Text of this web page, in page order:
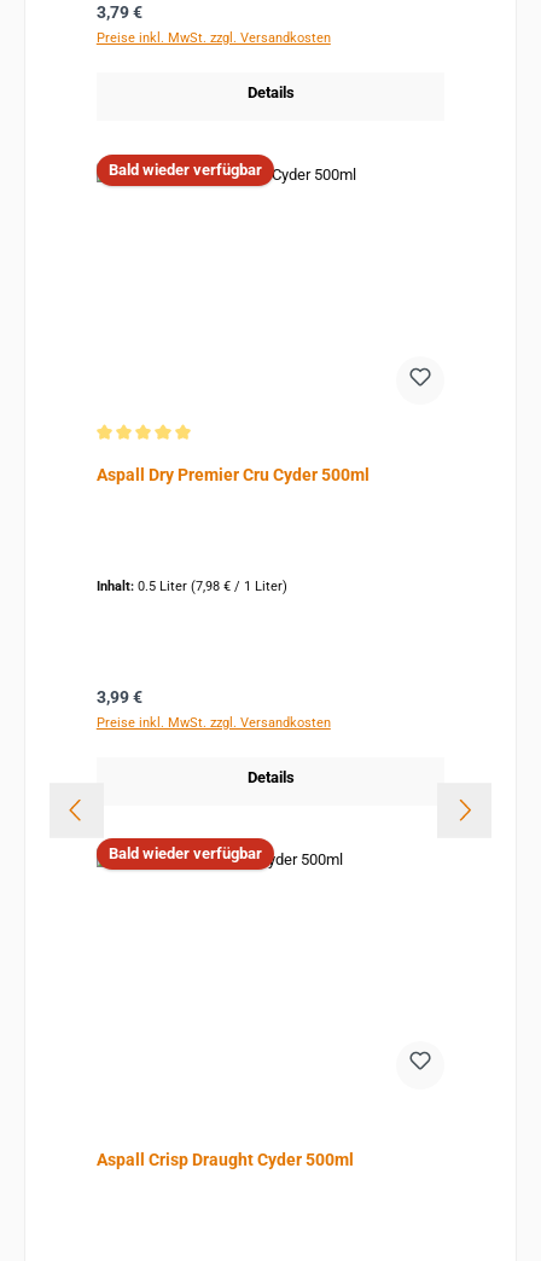
Regulärer Preis:
3,79 €
Preise inkl. MwSt. zzgl. Versandkosten
Details
Bald wieder verfügbar
Aspall Dry Premier Cru Cyder 500ml
Inhalt: 0.5 Liter (7,98 € / 1 Liter)
Regulärer Preis:
3,99 €
Preise inkl. MwSt. zzgl. Versandkosten
Details
Bald wieder verfügbar
Aspall Crisp Draught Cyder 500ml